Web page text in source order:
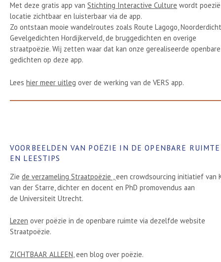
Met deze gratis app van Stichting Interactive Culture wordt
locatie zichtbaar en luisterbaar via de app.
Zo ontstaan mooie wandelroutes zoals Route Lagogo,
Gevelgedichten Hordijkerveld, de bruggedichten en overige
straatpoëzie. Wij zetten waar dat kan onze gerealiseerde openbare
gedichten op deze app.
Lees hier meer uitleg over de werking van de VERS app.
VOORBEELDEN VAN POËZIE IN DE OPENBARE RUIMTE
EN LEESTIPS
Zie de verzameling Straatpoëzie , een crowdsourcing initiatief van
van der Starre, dichter en docent en PhD promovendus aan
de Universiteit Utrecht.
Lezen over poëzie in de openbare ruimte via dezelfde website
Straatpoëzie.
ZICHTBAAR ALLEEN, een blog over poëzie.